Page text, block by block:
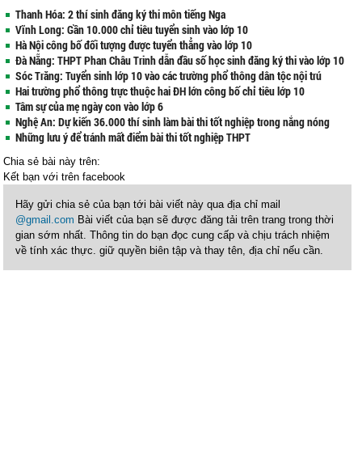
Thanh Hóa: 2 thí sinh đăng ký thi môn tiếng Nga
Vĩnh Long: Gần 10.000 chỉ tiêu tuyển sinh vào lớp 10
Hà Nội công bố đối tượng được tuyển thẳng vào lớp 10
Đà Nẵng: THPT Phan Châu Trinh dẫn đầu số học sinh đăng ký thi vào lớp 10
Sóc Trăng: Tuyển sinh lớp 10 vào các trường phổ thông dân tộc nội trú
Hai trường phổ thông trực thuộc hai ĐH lớn công bố chỉ tiêu lớp 10
Tâm sự của mẹ ngày con vào lớp 6
Nghệ An: Dự kiến 36.000 thí sinh làm bài thi tốt nghiệp trong nắng nóng
Những lưu ý để tránh mất điểm bài thi tốt nghiệp THPT
Chia sẻ bài này trên:
Kết bạn vớitrên facebook
Hãy gửi chia sẻ của bạn tới bài viết này qua địa chỉ mail
@gmail.com Bài viết của bạn sẽ được đăng tải trên trang trong thời
gian sớm nhất. Thông tin do bạn đọc cung cấp và chịu trách nhiệm
về tính xác thực. giữ quyền biên tập và thay tên, địa chỉ nếu cần.